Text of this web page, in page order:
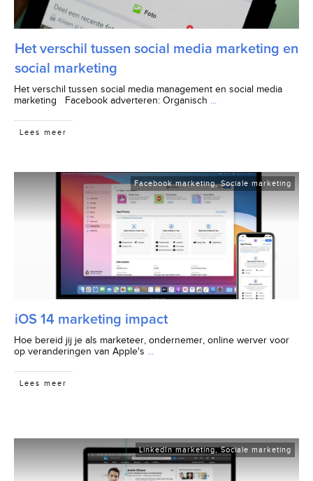
Het verschil tussen social media marketing en
social marketing
Het verschil tussen social media management en social media
marketing Facebook adverteren: Organisch
Lees meer
Facebook marketing,Sociale marketing
iOS 14 marketing impact
Hoe bereid jij je als marketeer, ondernemer, online werver voor
op veranderingen van Apple's
Lees meer
LinkedIn marketing,Sociale marketing